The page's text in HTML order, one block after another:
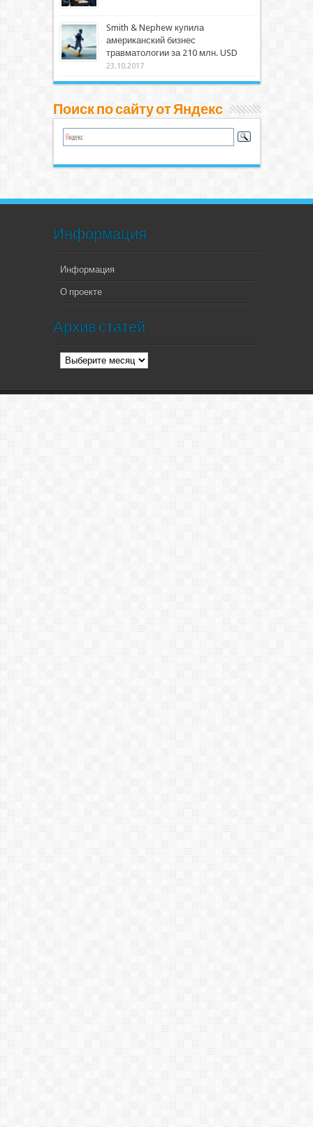
Smith & Nephew купила
американский бизнес
травматологии за 210 млн. USD
23.10.2017
Поиск по сайту от Яндекс
Информация
Информация
О проекте
Архив статей
Архив
статей